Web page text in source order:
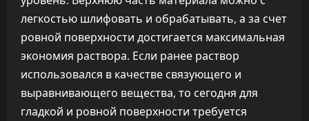
легкостью шлифовать и обрабатывать, а за счет
ровной поверхности достигается максимальная
экономия раствора. Если ранее раствор
использовался в качестве связующего и
выравнивающего вещества, то сегодня для
гладкой и ровной поверхности требуется